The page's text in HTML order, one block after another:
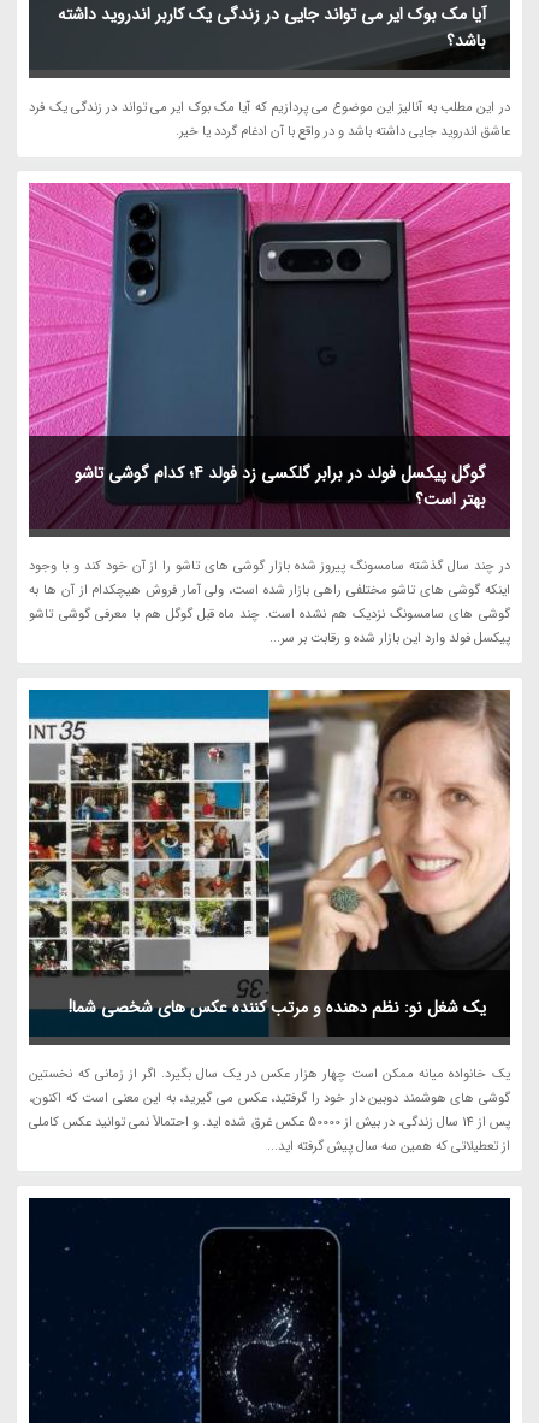
آیا مک بوک ایر می تواند جایی در زندگی یک کاربر اندروید داشته
باشد؟
در این مطلب به آنالیز این موضوع می پردازیم که آیا مک بوک ایر می تواند در زندگی یک فرد
عاشق اندروید جایی داشته باشد و در واقع با آن ادغام گردد یا خیر.
گوگل پیکسل فولد در برابر گلکسی زد فولد 4؛ کدام گوشی تاشو
بهتر است؟
در چند سال گذشته سامسونگ پیروز شده بازار گوشی های تاشو را از آن خود کند و با وجود
اینکه گوشی های تاشو مختلفی راهی بازار شده است، ولی آمار فروش هیچکدام از آن ها به
گوشی های سامسونگ نزدیک هم نشده است. چند ماه قبل گوگل هم با معرفی گوشی تاشو
پیکسل فولد وارد این بازار شده و رقابت بر سر...
یک شغل نو: نظم دهنده و مرتب کننده عکس های شخصی شما!
یک خانواده میانه ممکن است چهار هزار عکس در یک سال بگیرد. اگر از زمانی که نخستین
گوشی های هوشمند دوبین دار خود را گرفتید، عکس می گیرید، به این معنی است که اکنون،
پس از 14 سال زندگی، در بیش از 50000 عکس غرق شده اید. و احتمالاً نمی توانید عکس کاملی
از تعطیلاتی که همین سه سال پیش گرفته اید...